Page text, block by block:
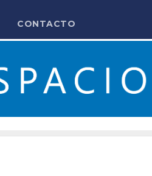
CONTACTO